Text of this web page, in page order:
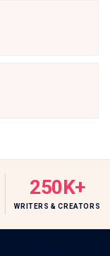
250K+
WRITERS & CREATORS